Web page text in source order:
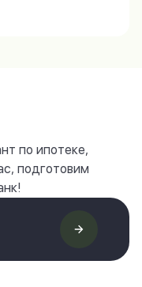
по ипотеке,
подготовим